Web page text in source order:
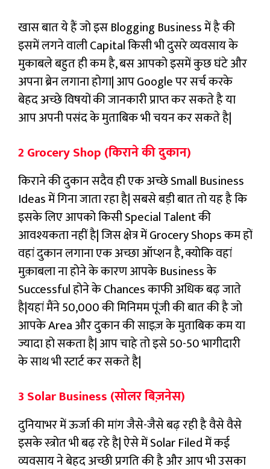
खास बात ये हैं जो इस Blogging Business में है की
इसमें लगने वाली Capital किसी भी दुसरे व्यवसाय के
मुकाबले बहुत ही कम है, बस आपको इसमें कुछ घंटे और
अपना ब्रेन लगाना होगा| आप Google पर सर्च करके
बेहद अच्छे विषयों की जानकारी प्राप्त कर सकते है या
आप अपनी पसंद के मुताबिक भी चयन कर सकते है|
2 Grocery Shop (किराने की दुकान)
किराने की दुकान सदैव ही एक अच्छे Small Business
Ideas में गिना जाता रहा है| सबसे बड़ी बात तो यह है कि
इसके लिए आपको किसी Special Talent की
आवश्यकता नहीं है| जिस क्षेत्र में Grocery Shops कम हों
वहां दुकान लगाना एक अच्छा ऑप्शन है, क्योकि वहां
मुक़ाबला ना होने के कारण आपके Business के
Successful होने के Chances काफी अधिक बढ़ जाते
है|यहां मैंने 50,000 की मिनिमम पूंजी की बात की है जो
आपके Area और दुकान की साइज़ के मुताबिक कम या
ज्यादा हो सकता है| आप चाहे तो इसे 50-50 भागीदारी
के साथ भी स्टार्ट कर सकते है|
3 Solar Business (सोलर बिज़नेस)
दुनियाभर में ऊर्जा की मांग जैसे-जैसे बढ़ रही है वैसे वैसे
इसके स्त्रोत भी बढ़ रहे है| ऐसे में Solar Filed में कई
व्यवसाय ने बेहद अच्छी प्रगति की है और आप भी उसका